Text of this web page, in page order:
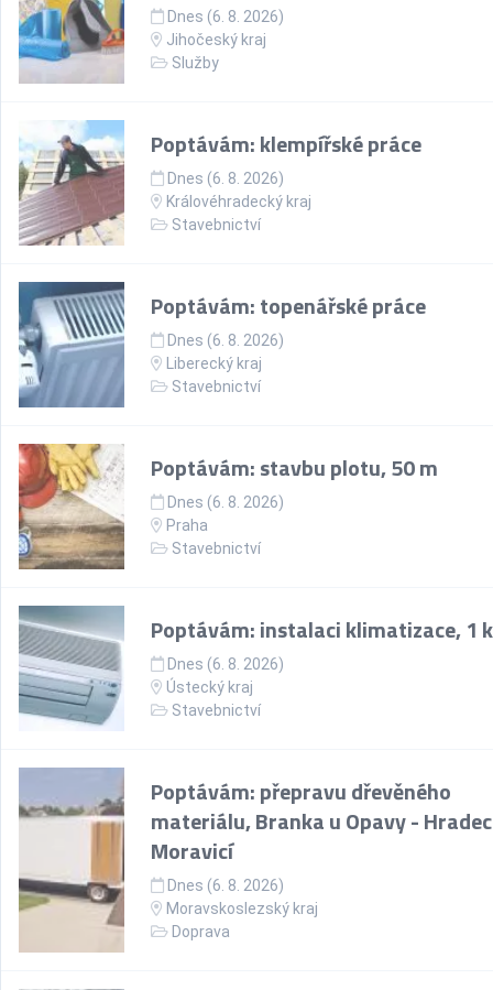
Dnes (6. 8. 2026)
Jihočeský kraj
Služby
Poptávám: klempířské práce
Dnes (6. 8. 2026)
Královéhradecký kraj
Stavebnictví
Poptávám: topenářské práce
Dnes (6. 8. 2026)
Liberecký kraj
Stavebnictví
Poptávám: stavbu plotu, 50 m
Dnes (6. 8. 2026)
Praha
Stavebnictví
Poptávám: instalaci klimatizace, 1
Dnes (6. 8. 2026)
Ústecký kraj
Stavebnictví
Poptávám: přepravu dřevěného
materiálu, Branka u Opavy -
Moravicí
Dnes (6. 8. 2026)
Moravskoslezský kraj
Doprava